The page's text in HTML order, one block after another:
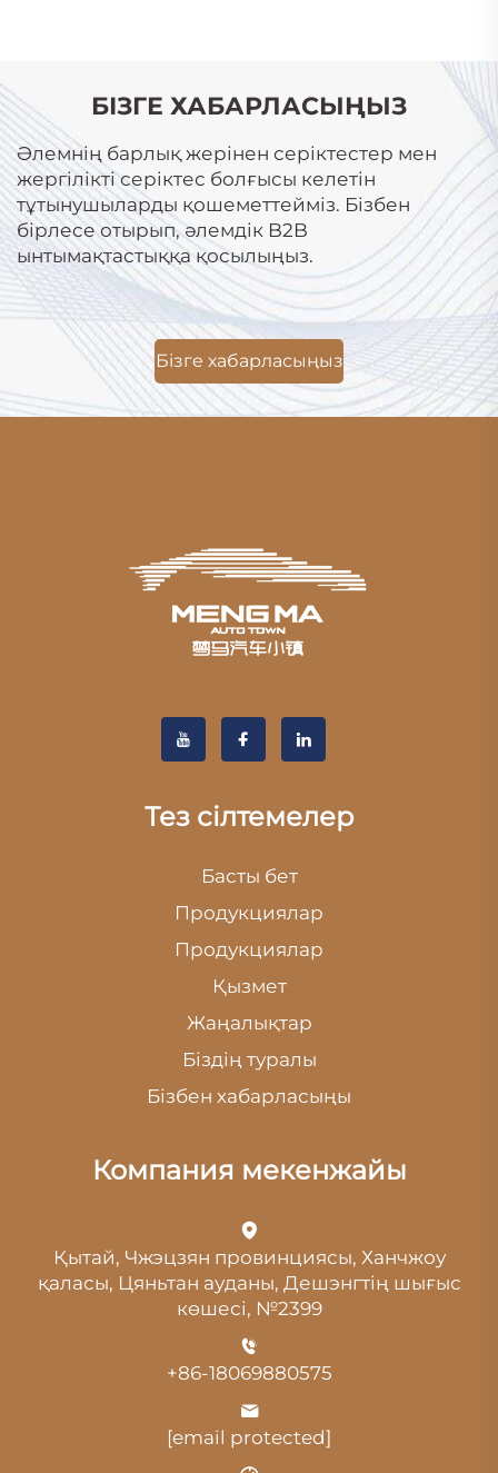
БІЗГЕ ХАБАРЛАСЫҢЫЗ
Әлемнің барлық жерінен серіктестер мен
жергілікті серіктес болғысы келетін
тұтынушыларды қошеметтейміз. Бізбен
бірлесе отырып, әлемдік B2B
ынтымақтастыққа қосылыңыз.
Бізге хабарласыңыз
Тез сілтемелер
Басты бет
Продукциялар
Продукциялар
Қызмет
Жаңалықтар
Біздің туралы
Бізбен хабарласыңы
Компания мекенжайы
Қытай, Чжэцзян провинциясы, Ханчжоу
қаласы, Цяньтан ауданы, Дешэнгтің шығыс
көшесі, №2399
+86-18069880575
[email protected]